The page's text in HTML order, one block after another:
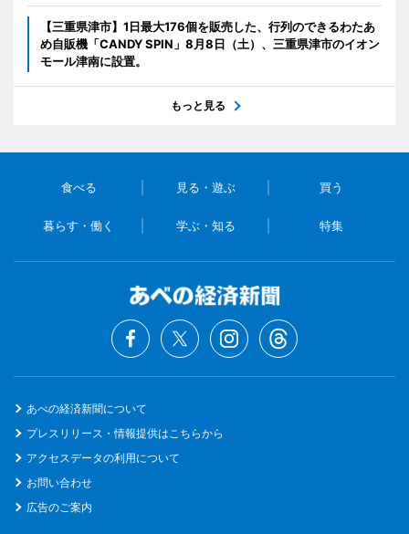
【三重県津市】1日最大176個を販売した、行列のできるわたあ
め自販機「CANDY SPIN」8月8日（土）、三重県津市のイオン
モール津南に設置。
もっと見る
食べる 見る・遊ぶ 買う
暮らす・働く 学ぶ・知る 特集
あべの経済新聞について
プレスリリース・情報提供はこちらから
アクセスデータの利用について
お問い合わせ
広告のご案内